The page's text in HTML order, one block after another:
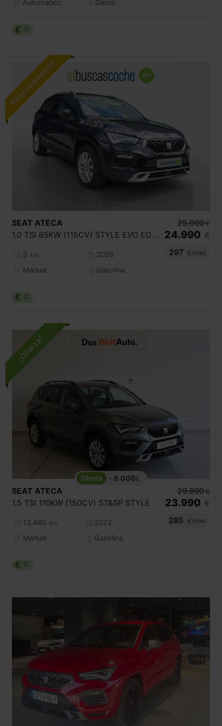
Automático Diésel
C
SEAT ATECA
1.0 TSI 85KW (115CV) STYLE EVO EDITION
5 km
2026
Manual
Gasolina
25.000 €
24.990 €
297
€/mes
C
- 6.000€
SEAT ATECA
1.5 TSI 110KW (150CV) ST&SP STYLE
13.480 km
2022
Manual
Gasolina
29.990 €
23.990 €
285
€/mes
C